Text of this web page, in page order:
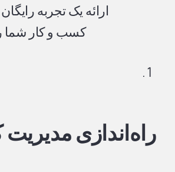
ارائه یک تجربه
کسب و کار شما
راه‌اندازی مدیریت